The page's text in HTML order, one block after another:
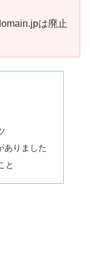
は廃止
ありました
と